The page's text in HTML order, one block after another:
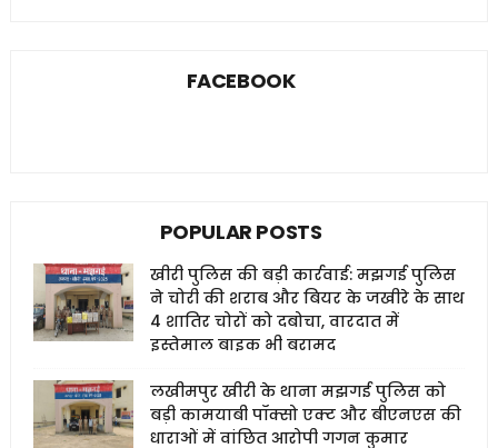
FACEBOOK
POPULAR POSTS
खीरी पुलिस की बड़ी कार्रवाई: मझगई पुलिस
ने चोरी की शराब और बियर के जखीरे के साथ
4 शातिर चोरों को दबोचा, वारदात में
इस्तेमाल बाइक भी बरामद
लखीमपुर खीरी के थाना मझगई पुलिस को
बड़ी कामयाबी पॉक्सो एक्ट और बीएनएस की
धाराओं में वांछित आरोपी गगन कुमार